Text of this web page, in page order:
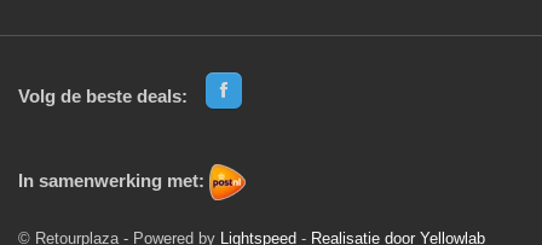
Volg de beste deals:
In samenwerking met:
© Retourplaza - Powered by Lightspeed - Realisatie door Yellowlab